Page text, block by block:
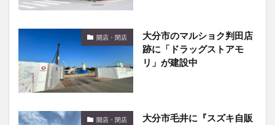
開店・閉店
大分市のマルショク判田店
跡に「ドラッグストアモ
リ」が建設中
開店・閉店
大分市毛井に『スズキ自販